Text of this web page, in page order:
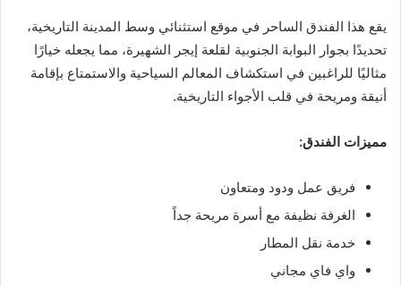
يقع هذا الفندق الساحر في موقع استثنائي وسط المدينة التاريخية،
تحديدًا بجوار البوابة الجنوبية لقلعة إيجر الشهيرة، مما يجعله خيارًا
مثاليًا للراغبين في استكشاف المعالم السياحية والاستمتاع بإقامة
أنيقة ومريحة في قلب الأجواء التاريخية.
مميزات الفندق:
فريق عمل ودود ومتعاون
الغرفة نظيفة مع أسرة مريحة جداً
خدمة نقل المطار
واي فاي مجاني